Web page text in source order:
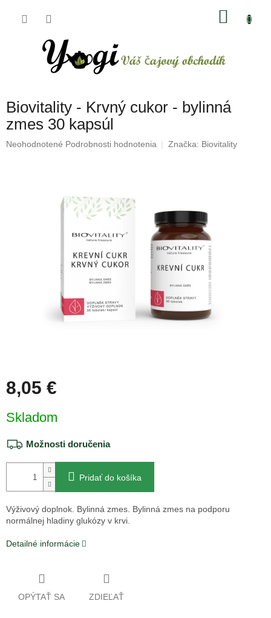
Biovitality - Krvný cukor - bylinná
zmes 30 kapsúl
Priemerné
Neohodnotené Podrobnosti hodnotenia Značka: Biovitality
8,05 €
cena:
Skladom
Možnosti doručenia
Pridať do košíka
Výživový doplnok. Bylinná zmes. Bylinná zmes na podporu
normálnej hladiny glukózy v krvi.
Detailné informácie
OPÝTAŤ SA ZDIEĽAŤ